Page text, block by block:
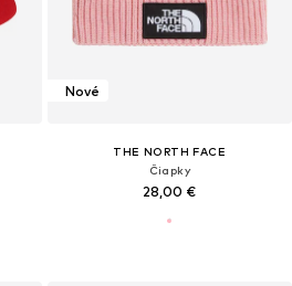
Nové
THE NORTH FACE
Čiapky
28,00 €